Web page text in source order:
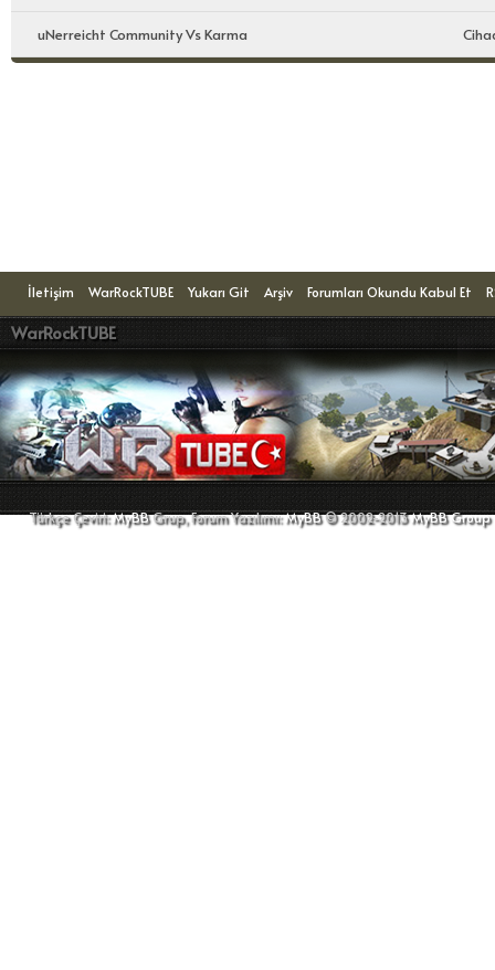
uNerreicht Community Vs Karma
İletişim WarRockTUBE Yukarı Git Arşiv Forumları Okundu Kabul Et
WarRockTUBE
Türkçe Çeviri:MyBBGrup, Forum Yazılımı:MyBB© 2002-2013MyBB Group